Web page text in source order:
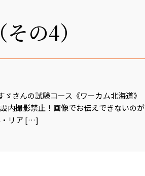
の4）
さんの試験コース《ワーカム北海道》
内撮影禁止！画像でお伝えできないのが
・リア […]